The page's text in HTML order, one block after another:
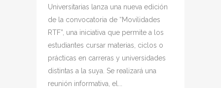
Universitarias lanza una nueva edición
de la convocatoria de “Movilidades
RTF”, una iniciativa que permite a los
estudiantes cursar materias, ciclos o
prácticas en carreras y universidades
distintas a la suya. Se realizará una
reunión informativa, el...